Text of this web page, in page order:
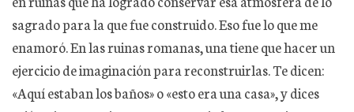
sagrado para la que fue construido. Eso fue lo que me
enamoró. En las ruinas romanas, una tiene que hacer un
ejercicio de imaginación para reconstruirlas. Te dicen:
«Aquí estaban los baños» o «esto era una casa», y dices